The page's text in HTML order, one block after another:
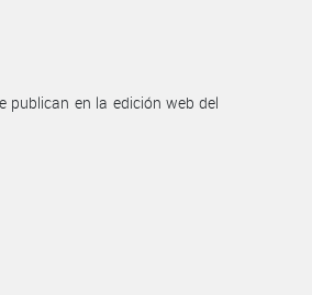
publican en la edición web del